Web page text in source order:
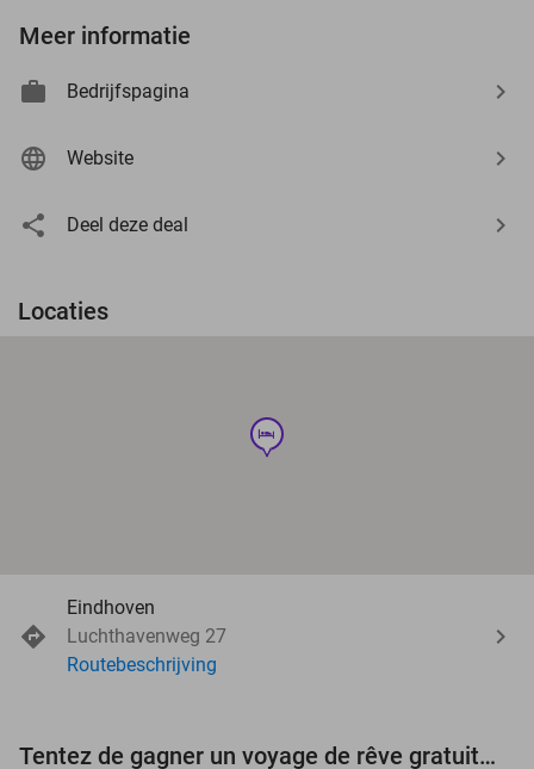
Meer informatie
Bedrijfspagina
Website
Deel deze deal
Locaties
hotel
Eindhoven
Luchthavenweg 27
Routebeschrijving
Tentez de gagner un voyage de rêve gratuit d'une valeur de 3.000 € !